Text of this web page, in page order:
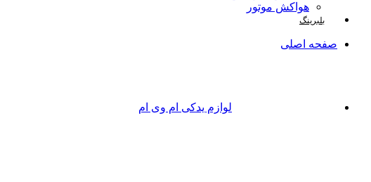
هواکش موتور
بلبرینگ
صفحه اصلی
لوازم یدکی ام وی ام